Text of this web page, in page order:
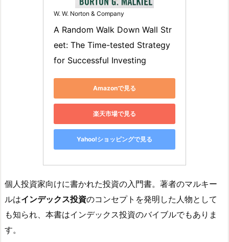
W. W. Norton & Company
A Random Walk Down Wall Str
eet: The Time-tested Strategy
for Successful Investing
Amazonで見る
楽天市場で見る
Yahoo!ショッピングで見る
個人投資家向けに書かれた投資の入門書。著者のマルキー
ルはインデックス投資のコンセプトを発明した人物として
も知られ、本書はインデックス投資のバイブルでもありま
す。